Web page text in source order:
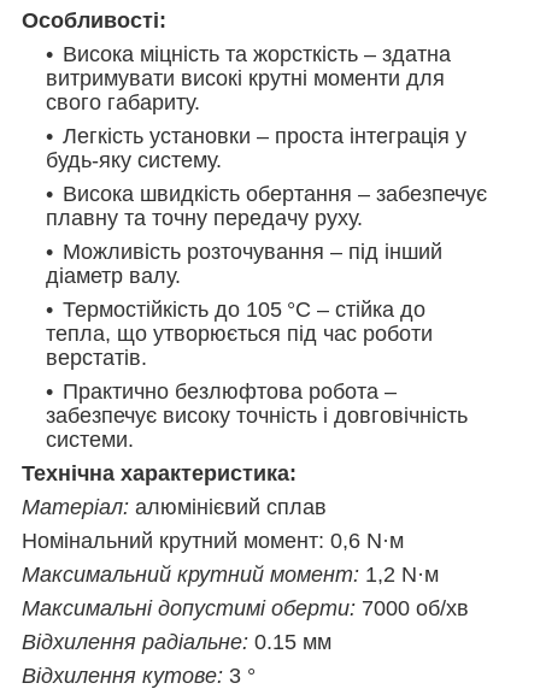
Особливості:
Висока міцність та жорсткість – здатна
витримувати високі крутні моменти для
свого габариту.
Легкість установки – проста інтеграція у
будь-яку систему.
Висока швидкість обертання – забезпечує
плавну та точну передачу руху.
Можливість розточування – під інший
діаметр валу.
Термостійкість до 105 °C – стійка до
тепла, що утворюється під час роботи
верстатів.
Практично безлюфтова робота –
забезпечує високу точність і довговічність
системи.
Технічна характеристика:
Матеріал: алюмінієвий сплав
Номінальний крутний момент: 0,6 N·м
Максимальний крутний момент: 1,2 N·м
Максимальні допустимі оберти: 7000 об/хв
Відхилення радіальне: 0.15 мм
Відхилення кутове: 3 °